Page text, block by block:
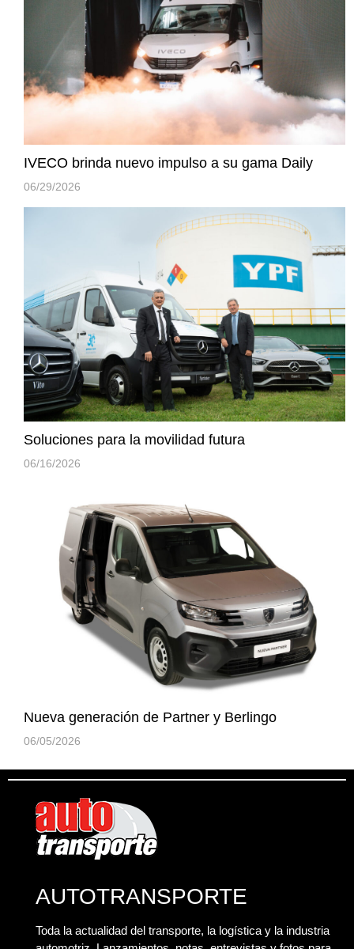
IVECO brinda nuevo impulso a su gama Daily
06/29/2026
Soluciones para la movilidad futura
06/16/2026
Nueva generación de Partner y Berlingo
06/05/2026
AUTOTRANSPORTE
Toda la actualidad del transporte, la logística y la industria